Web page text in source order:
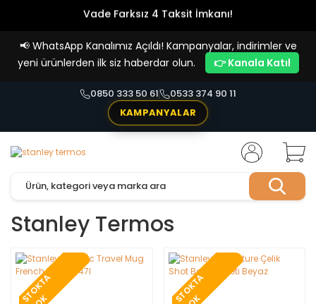
Vade Farksız 4 Taksit İmkanı!
📢 WhatsApp Kanalımız Açıldı! Kampanyalar, indirimler ve
yeni ürünlerden ilk siz haberdar olun.
👉 Kanala Katıl
0850 333 50 61
0533 374 90 11
KAMPANYALAR
Stanley Termos
T
O
K
T
A
Y
O T
O
K
T
A
Y
O